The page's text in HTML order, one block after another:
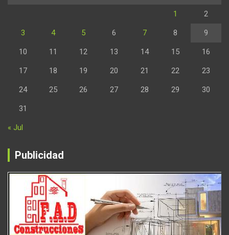
1 2
3 4 5 6 7 8 9
10 11 12 13 14 15 16
17 18 19 20 21 22 23
24 25 26 27 28 29 30
31
« Jul
Publicidad